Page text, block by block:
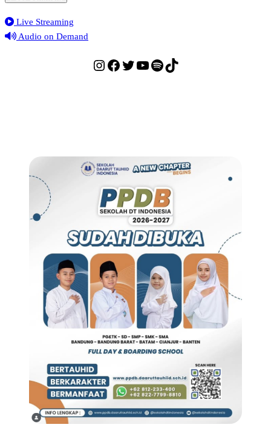
Live Streaming
Audio on Demand
Instagram
Facebook
Twitter
YouTube
Spotify
TikTok